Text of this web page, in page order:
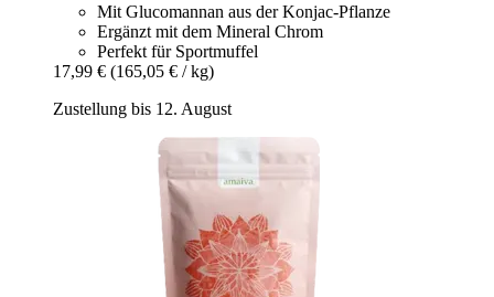
Mit Glucomannan aus der Konjac-Pflanze
Ergänzt mit dem Mineral Chrom
Perfekt für Sportmuffel
17,99 € (165,05 € / kg)
Zustellung bis 12. August